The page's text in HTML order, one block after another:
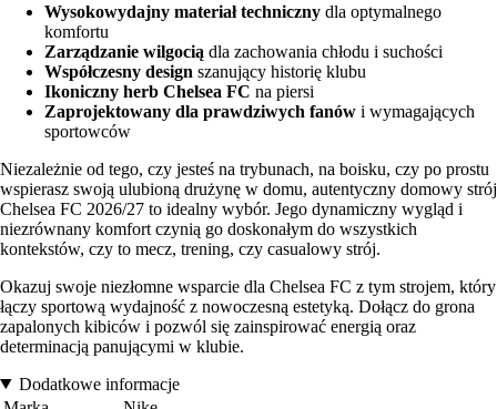
Wysokowydajny materiał techniczny dla optymalnego
komfortu
Zarządzanie wilgocią dla zachowania chłodu i suchości
Współczesny design szanujący historię klubu
Ikoniczny herb Chelsea FC na piersi
Zaprojektowany dla prawdziwych fanów i wymagających
sportowców
Niezależnie od tego, czy jesteś na trybunach, na boisku, czy po prostu
wspierasz swoją ulubioną drużynę w domu, autentyczny domowy strój
Chelsea FC 2026/27 to idealny wybór. Jego dynamiczny wygląd i
niezrównany komfort czynią go doskonałym do wszystkich
kontekstów, czy to mecz, trening, czy casualowy strój.
Okazuj swoje niezłomne wsparcie dla Chelsea FC z tym strojem, który
łączy sportową wydajność z nowoczesną estetyką. Dołącz do grona
zapalonych kibiców i pozwól się zainspirować energią oraz
determinacją panującymi w klubie.
Dodatkowe informacje